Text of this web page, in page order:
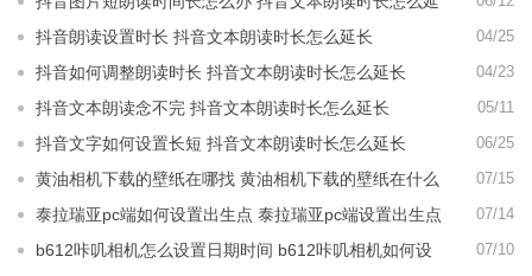
长
抖音朗读设置时长 抖音文本朗读时长怎么延长 04/25
抖音如何调整朗读时长 抖音文本朗读时长怎么延长 04/23
抖音文本朗读念不完 抖音文本朗读时长怎么延长 05/11
抖音文字如何设置长短 抖音文本朗读时长怎么延长 06/25
黄油相机下载的壁纸在哪找 黄油相机下载的壁纸在什么
地方
07/15
泰拉瑞亚pc端如何设置出生点 泰拉瑞亚pc端设置出生点
攻略
07/14
b612咔叽相机怎么设置日期时间 b612咔叽相机如何设
07/10